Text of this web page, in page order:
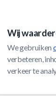
Wij
We gebruiken
verbeteren,
verkeer te